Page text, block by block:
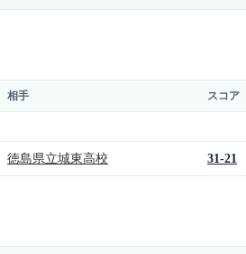
相手 スコア
徳島県立城東高校 31-21